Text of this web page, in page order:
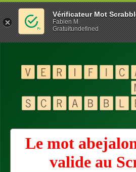
Le mot
valide au
Vérificateur Mot
Fabien M
Gratuitundefined